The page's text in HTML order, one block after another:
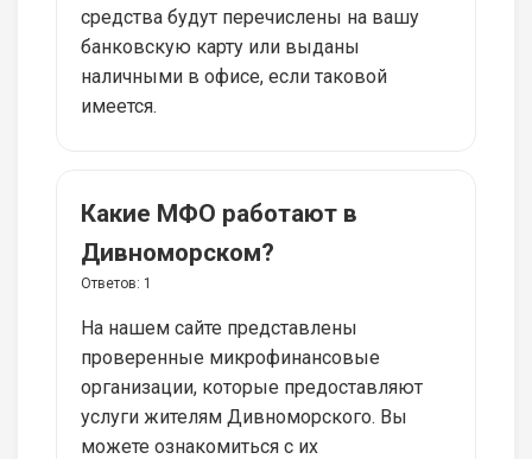
средства будут перечислены на вашу
банковскую карту или выданы
наличными в офисе, если таковой
имеется.
Какие МФО работают в
Дивноморском?
Ответов: 1
На нашем сайте представлены
проверенные микрофинансовые
организации, которые предоставляют
услуги жителям Дивноморского. Вы
можете ознакомиться с их